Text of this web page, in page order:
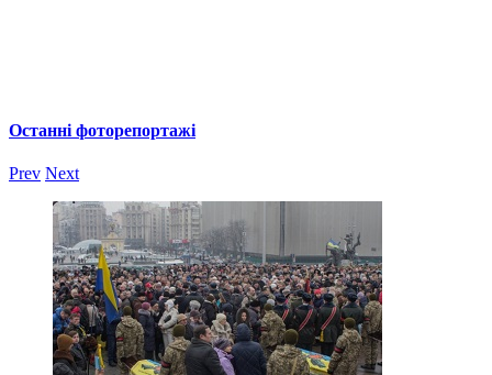
Останні фоторепортажі
Prev Next